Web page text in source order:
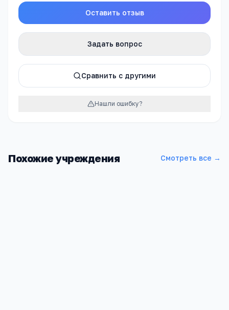
Оставить отзыв
Задать вопрос
Сравнить с другими
Нашли ошибку?
Похожие учреждения Смотреть все →